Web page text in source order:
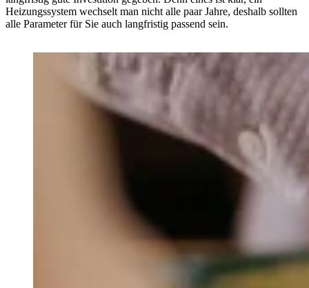
Heizungssystem wechselt man nicht alle paar Jahre, deshalb sollten
alle Parameter für Sie auch langfristig passend sein.